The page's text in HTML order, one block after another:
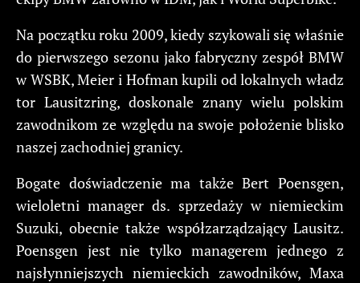
Na początku roku 2009, kiedy szykowali się właśnie
do pierwszego sezonu jako fabryczny zespół BMW
w WSBK, Meier i Hofman kupili od lokalnych władz
tor Lausitzring, doskonale znany wielu polskim
zawodnikom ze względu na swoje położenie blisko
naszej zachodniej granicy.
Bogate doświadczenie ma także Bert Poensgen,
wieloletni manager ds. sprzedaży w niemieckim
Suzuki, obecnie także współzarządzający Lausitz.
Poensgen jest nie tylko managerem jednego z
najsłynniejszych niemieckich zawodników, Maxa